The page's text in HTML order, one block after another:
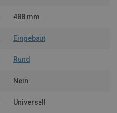
488 mm
Eingebaut
Rund
Nein
Universell